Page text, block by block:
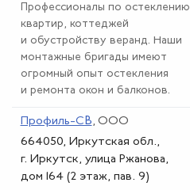
Профессионалы по остеклению
квартир, коттеджей
и обустройству веранд. Наши
монтажные бригады имеют
огромный опыт остекления
и ремонта окон и балконов.
Профиль-СВ, ООО
664050, Иркутская обл.,
г. Иркутск, улица Ржанова,
дом 164 (2 этаж, пав. 9)